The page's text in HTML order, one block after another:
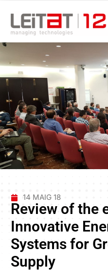
14 MAIG 18
Review of the
Innovative
Systems for
Supply